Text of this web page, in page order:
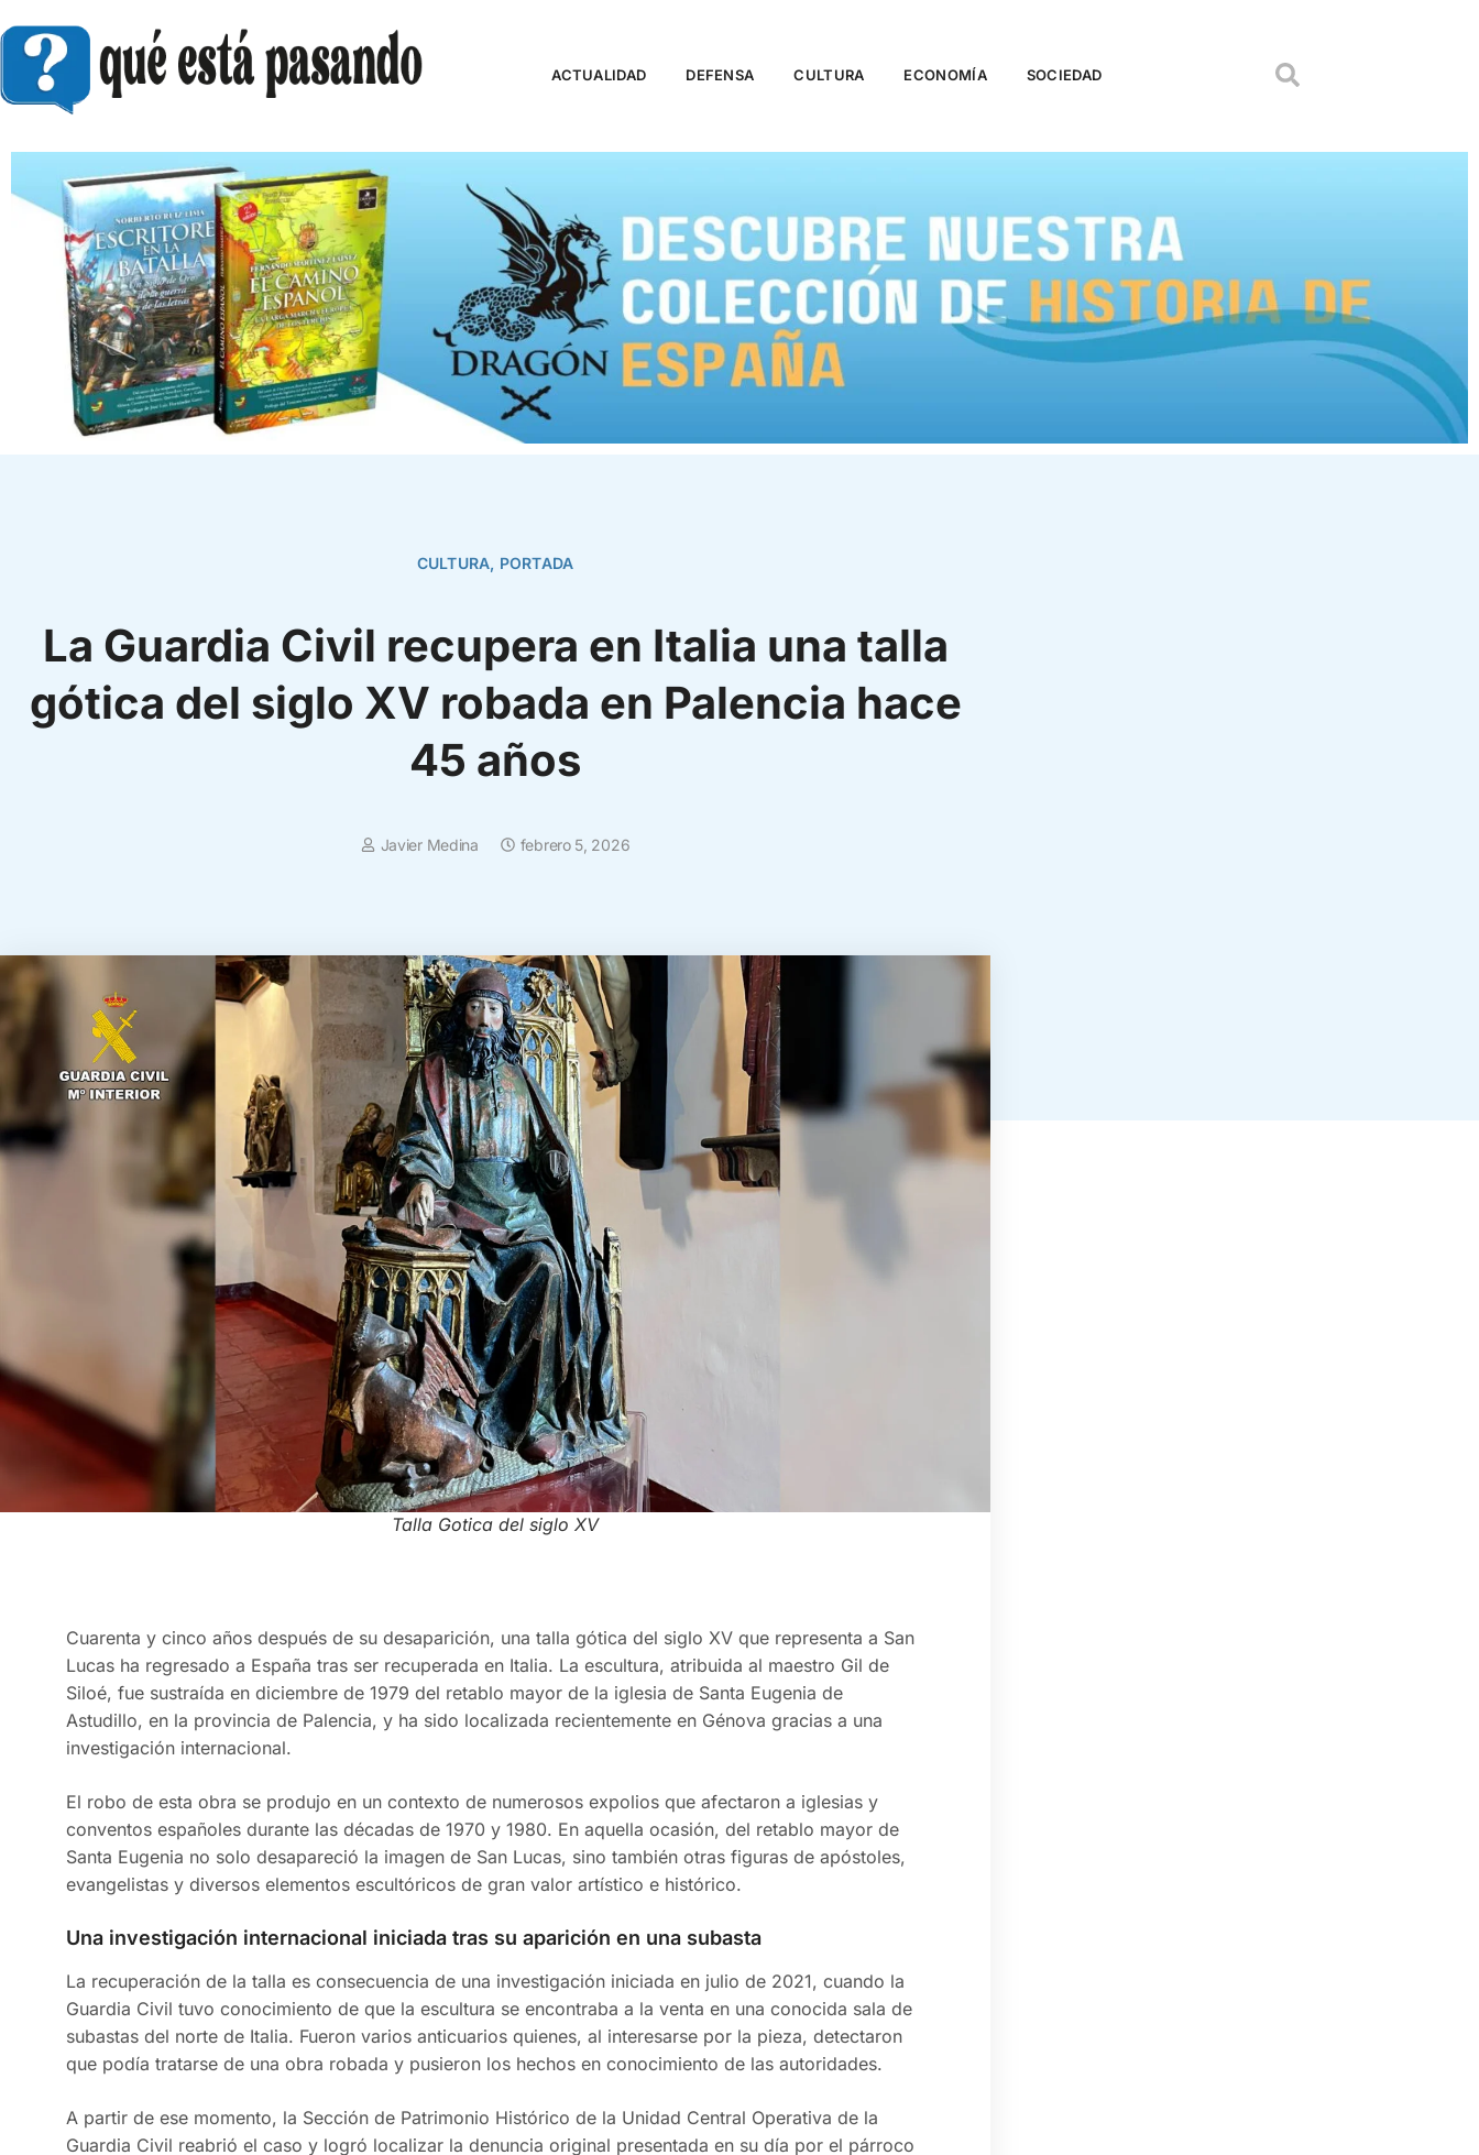
ACTUALIDAD DEFENSA CULTURA ECONOMÍA SOCIEDAD
CULTURA, PORTADA
La Guardia Civil recupera en Italia una talla
gótica del siglo XV robada en Palencia hace
45 años
Javier Medina febrero 5, 2026
Talla Gotica del siglo XV
Cuarenta y cinco años después de su desaparición, una talla gótica del siglo XV que representa a San
Lucas ha regresado a España tras ser recuperada en Italia. La escultura, atribuida al maestro Gil de
Siloé, fue sustraída en diciembre de 1979 del retablo mayor de la iglesia de Santa Eugenia de
Astudillo, en la provincia de Palencia, y ha sido localizada recientemente en Génova gracias a una
investigación internacional.
El robo de esta obra se produjo en un contexto de numerosos expolios que afectaron a iglesias y
conventos españoles durante las décadas de 1970 y 1980. En aquella ocasión, del retablo mayor de
Santa Eugenia no solo desapareció la imagen de San Lucas, sino también otras figuras de apóstoles,
evangelistas y diversos elementos escultóricos de gran valor artístico e histórico.
Una investigación internacional iniciada tras su aparición en una subasta
La recuperación de la talla es consecuencia de una investigación iniciada en julio de 2021, cuando la
Guardia Civil tuvo conocimiento de que la escultura se encontraba a la venta en una conocida sala de
subastas del norte de Italia. Fueron varios anticuarios quienes, al interesarse por la pieza, detectaron
que podía tratarse de una obra robada y pusieron los hechos en conocimiento de las autoridades.
A partir de ese momento, la Sección de Patrimonio Histórico de la Unidad Central Operativa de la
Guardia Civil reabrió el caso y logró localizar la denuncia original presentada en su día por el párroco